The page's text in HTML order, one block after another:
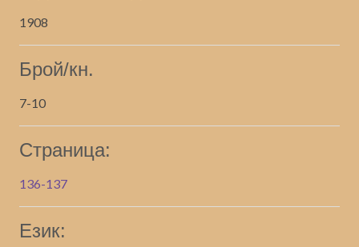
1908
Брой/кн.
7-10
Страница:
136-137
Език: